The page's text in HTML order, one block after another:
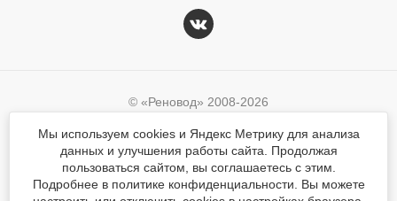
© «Реновод» 2008-2026
Политика персональных данных
Согласие на обработку персональных данных
Разработка сайтаMahogany
© «Реновод» 2008-2026
Политика персональных данных
Мы используем cookies и Яндекс Метрику для анализа
данных и улучшения работы сайта. Продолжая
пользоваться сайтом, вы соглашаетесь с этим.
Подробнее в политике конфиденциальности. Вы можете